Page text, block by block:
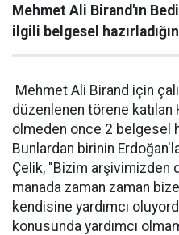
Mehmet Ali Birand'ın
ilgili belgesel
Mehmet Ali Birand için
düzenlenen törene katılan
ölmeden önce 2 belgesel
Bunlardan birinin
Çelik, "Bizim arşivimizden
manada zaman zaman
kendisine yardımcı
konusunda yardımcı